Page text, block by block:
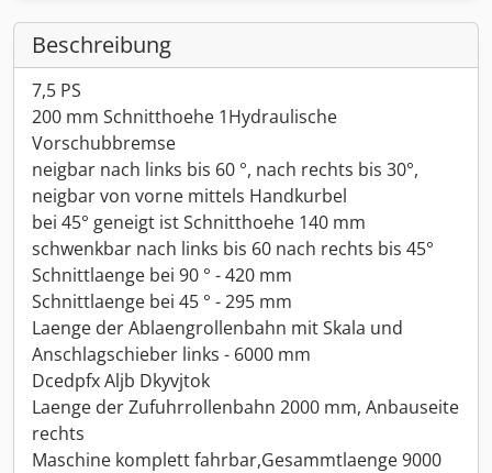
Beschreibung
7,5 PS
200 mm Schnitthoehe 1Hydraulische
Vorschubbremse
neigbar nach links bis 60 °, nach rechts bis 30°,
neigbar von vorne mittels Handkurbel
bei 45° geneigt ist Schnitthoehe 140 mm
schwenkbar nach links bis 60 nach rechts bis 45°
Schnittlaenge bei 90 ° - 420 mm
Schnittlaenge bei 45 ° - 295 mm
Laenge der Ablaengrollenbahn mit Skala und
Anschlagschieber links - 6000 mm
Dcedpfx Aljb Dkyvjtok
Laenge der Zufuhrrollenbahn 2000 mm, Anbauseite
rechts
Maschine komplett fahrbar,Gesammtlaenge 9000